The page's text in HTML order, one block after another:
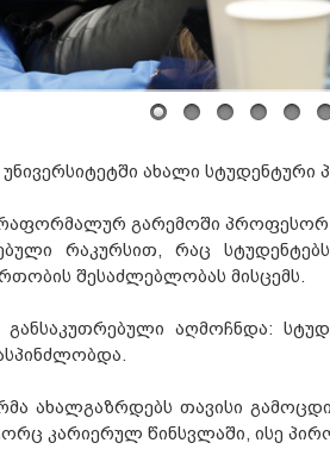
ახალი სტუდენტური
გარემოში
რაკურსით, რაც
შესაძლებლობას მისცემს.
აღმოჩნდა:
ახალგაზრდებს თავისი
კარიერულ წინსვლაში, ისე